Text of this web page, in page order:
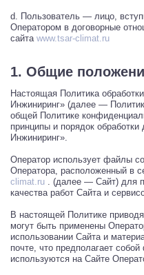
d. Пользователь — лицо,
Оператором в договорные
cайта www.tsar-climat.ru
1. Общие
Настоящая Политика
Инжиниринг» (далее —
общей Политике
принципы и порядок
Инжиниринг».
Оператор использует файлы
Оператора, расположенный в
climat.ru . (далее — Сайт) для
качества работ Сайта и
В настоящей Политике
могут быть применены
использовании Сайта и
почте, что предполагает
используются на Сайте